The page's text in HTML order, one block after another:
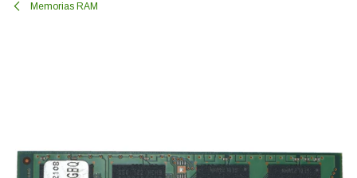
Memorias RAM